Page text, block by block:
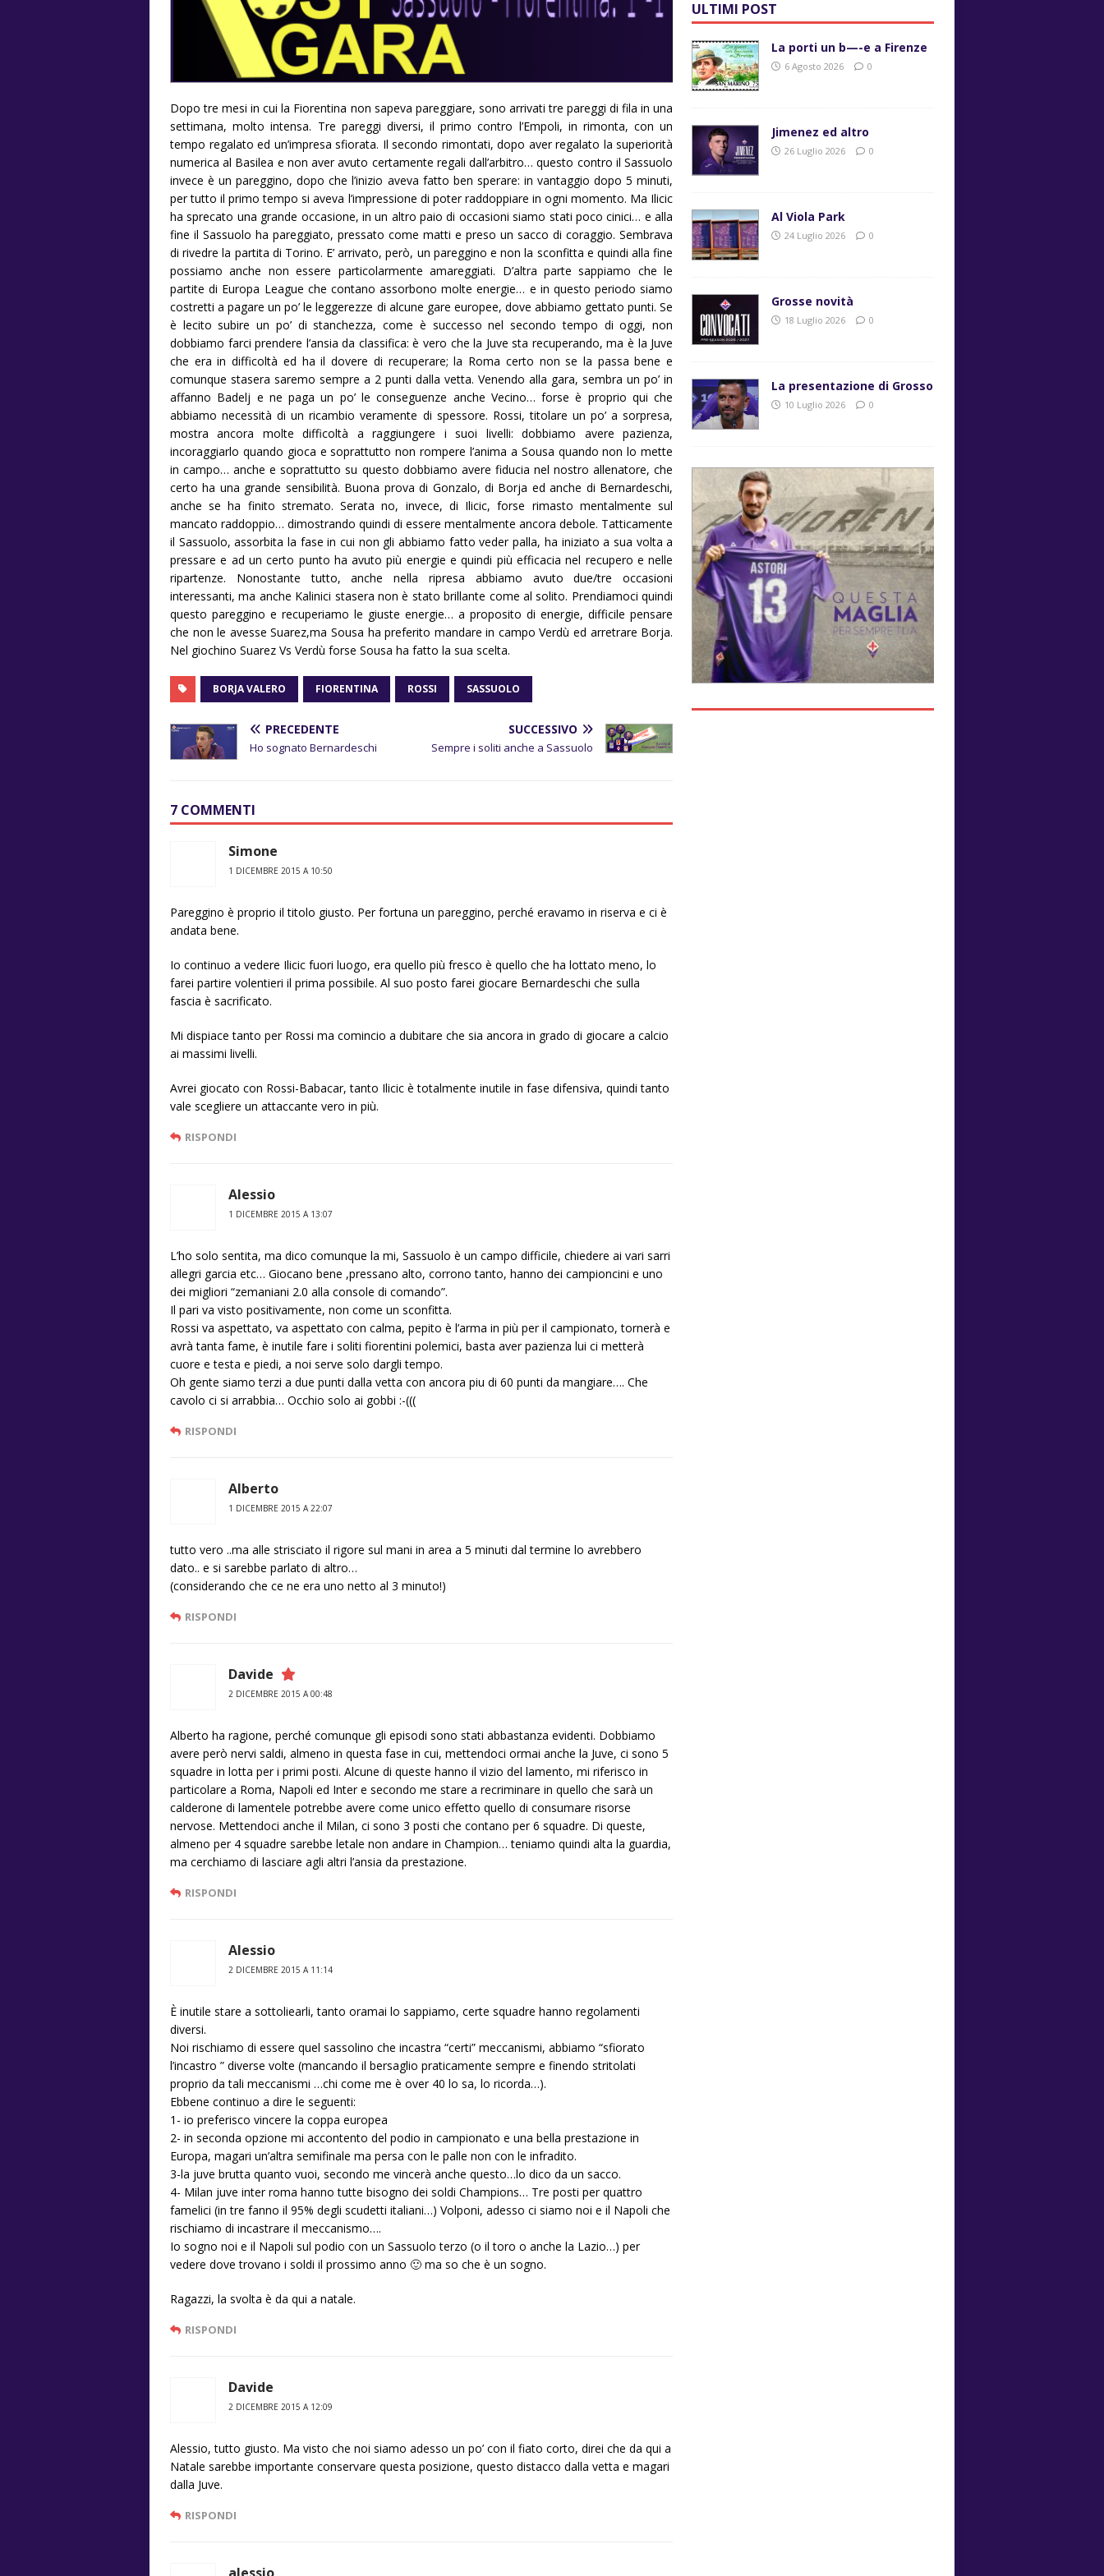
Dopo tre mesi in cui la Fiorentina non sapeva pareggiare, sono arrivati tre pareggi di fila in una
settimana, molto intensa. Tre pareggi diversi, il primo contro l’Empoli, in rimonta, con un
tempo regalato ed un’impresa sfiorata. Il secondo rimontati, dopo aver regalato la superiorità
numerica al Basilea e non aver avuto certamente regali dall’arbitro… questo contro il Sassuolo
invece è un pareggino, dopo che l’inizio aveva fatto ben sperare: in vantaggio dopo 5 minuti,
per tutto il primo tempo si aveva l’impressione di poter raddoppiare in ogni momento. Ma Ilicic
ha sprecato una grande occasione, in un altro paio di occasioni siamo stati poco cinici… e alla
fine il Sassuolo ha pareggiato, pressato come matti e preso un sacco di coraggio. Sembrava
di rivedre la partita di Torino. E’ arrivato, però, un pareggino e non la sconfitta e quindi alla fine
possiamo anche non essere particolarmente amareggiati. D’altra parte sappiamo che le
partite di Europa League che contano assorbono molte energie… e in questo periodo siamo
costretti a pagare un po’ le leggerezze di alcune gare europee, dove abbiamo gettato punti. Se
è lecito subire un po’ di stanchezza, come è successo nel secondo tempo di oggi, non
dobbiamo farci prendere l’ansia da classifica: è vero che la Juve sta recuperando, ma è la Juve
che era in difficoltà ed ha il dovere di recuperare; la Roma certo non se la passa bene e
comunque stasera saremo sempre a 2 punti dalla vetta. Venendo alla gara, sembra un po’ in
affanno Badelj e ne paga un po’ le conseguenze anche Vecino… forse è proprio qui che
abbiamo necessità di un ricambio veramente di spessore. Rossi, titolare un po’ a sorpresa,
mostra ancora molte difficoltà a raggiungere i suoi livelli: dobbiamo avere pazienza,
incoraggiarlo quando gioca e soprattutto non rompere l’anima a Sousa quando non lo mette
in campo… anche e soprattutto su questo dobbiamo avere fiducia nel nostro allenatore, che
certo ha una grande sensibilità. Buona prova di Gonzalo, di Borja ed anche di Bernardeschi,
anche se ha finito stremato. Serata no, invece, di Ilicic, forse rimasto mentalmente sul
mancato raddoppio… dimostrando quindi di essere mentalmente ancora debole. Tatticamente
il Sassuolo, assorbita la fase in cui non gli abbiamo fatto veder palla, ha iniziato a sua volta a
pressare e ad un certo punto ha avuto più energie e quindi più efficacia nel recupero e nelle
ripartenze. Nonostante tutto, anche nella ripresa abbiamo avuto due/tre occasioni
interessanti, ma anche Kalinici stasera non è stato brillante come al solito. Prendiamoci quindi
questo pareggino e recuperiamo le giuste energie… a proposito di energie, difficile pensare
che non le avesse Suarez,ma Sousa ha preferito mandare in campo Verdù ed arretrare Borja.
Nel giochino Suarez Vs Verdù forse Sousa ha fatto la sua scelta.
BORJA VALERO FIORENTINA ROSSI SASSUOLO
PRECEDENTE
Ho sognato Bernardeschi
SUCCESSIVO
Sempre i soliti anche a Sassuolo
7 COMMENTI
Simone
1 DICEMBRE 2015 A 10:50
Pareggino è proprio il titolo giusto. Per fortuna un pareggino, perché eravamo in riserva e ci è
andata bene.
Io continuo a vedere Ilicic fuori luogo, era quello più fresco è quello che ha lottato meno, lo
farei partire volentieri il prima possibile. Al suo posto farei giocare Bernardeschi che sulla
fascia è sacrificato.
Mi dispiace tanto per Rossi ma comincio a dubitare che sia ancora in grado di giocare a calcio
ai massimi livelli.
Avrei giocato con Rossi-Babacar, tanto Ilicic è totalmente inutile in fase difensiva, quindi tanto
vale scegliere un attaccante vero in più.
RISPONDI
Alessio
1 DICEMBRE 2015 A 13:07
L’ho solo sentita, ma dico comunque la mi, Sassuolo è un campo difficile, chiedere ai vari sarri
allegri garcia etc… Giocano bene ,pressano alto, corrono tanto, hanno dei campioncini e uno
dei migliori “zemaniani 2.0 alla console di comando”.
Il pari va visto positivamente, non come un sconfitta.
Rossi va aspettato, va aspettato con calma, pepito è l’arma in più per il campionato, tornerà e
avrà tanta fame, è inutile fare i soliti fiorentini polemici, basta aver pazienza lui ci metterà
cuore e testa e piedi, a noi serve solo dargli tempo.
Oh gente siamo terzi a due punti dalla vetta con ancora piu di 60 punti da mangiare…. Che
cavolo ci si arrabbia… Occhio solo ai gobbi :-(((
RISPONDI
Alberto
1 DICEMBRE 2015 A 22:07
tutto vero ..ma alle strisciato il rigore sul mani in area a 5 minuti dal termine lo avrebbero
dato.. e si sarebbe parlato di altro…
(considerando che ce ne era uno netto al 3 minuto!)
RISPONDI
Davide
2 DICEMBRE 2015 A 00:48
Alberto ha ragione, perché comunque gli episodi sono stati abbastanza evidenti. Dobbiamo
avere però nervi saldi, almeno in questa fase in cui, mettendoci ormai anche la Juve, ci sono 5
squadre in lotta per i primi posti. Alcune di queste hanno il vizio del lamento, mi riferisco in
particolare a Roma, Napoli ed Inter e secondo me stare a recriminare in quello che sarà un
calderone di lamentele potrebbe avere come unico effetto quello di consumare risorse
nervose. Mettendoci anche il Milan, ci sono 3 posti che contano per 6 squadre. Di queste,
almeno per 4 squadre sarebbe letale non andare in Champion… teniamo quindi alta la guardia,
ma cerchiamo di lasciare agli altri l’ansia da prestazione.
RISPONDI
Alessio
2 DICEMBRE 2015 A 11:14
È inutile stare a sottoliearli, tanto oramai lo sappiamo, certe squadre hanno regolamenti
diversi.
Noi rischiamo di essere quel sassolino che incastra “certi” meccanismi, abbiamo “sfiorato
l’incastro ” diverse volte (mancando il bersaglio praticamente sempre e finendo stritolati
proprio da tali meccanismi …chi come me è over 40 lo sa, lo ricorda…).
Ebbene continuo a dire le seguenti:
1- io preferisco vincere la coppa europea
2- in seconda opzione mi accontento del podio in campionato e una bella prestazione in
Europa, magari un’altra semifinale ma persa con le palle non con le infradito.
3-la juve brutta quanto vuoi, secondo me vincerà anche questo…lo dico da un sacco.
4- Milan juve inter roma hanno tutte bisogno dei soldi Champions… Tre posti per quattro
famelici (in tre fanno il 95% degli scudetti italiani…) Volponi, adesso ci siamo noi e il Napoli che
rischiamo di incastrare il meccanismo….
Io sogno noi e il Napoli sul podio con un Sassuolo terzo (o il toro o anche la Lazio…) per
vedere dove trovano i soldi il prossimo anno 🙂 ma so che è un sogno.
Ragazzi, la svolta è da qui a natale.
RISPONDI
Davide
2 DICEMBRE 2015 A 12:09
Alessio, tutto giusto. Ma visto che noi siamo adesso un po’ con il fiato corto, direi che da qui a
Natale sarebbe importante conservare questa posizione, questo distacco dalla vetta e magari
dalla Juve.
RISPONDI
ULTIMI POST
La porti un b—-e a Firenze
6 Agosto 2026 0
Jimenez ed altro
26 Luglio 2026 0
Al Viola Park
24 Luglio 2026 0
Grosse novità
18 Luglio 2026 0
La presentazione di Grosso
10 Luglio 2026 0